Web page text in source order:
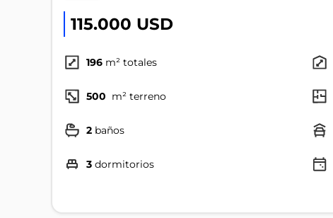
115.000 USD
196 m² totales
500 m² terreno
2 baños
3 dormitorios